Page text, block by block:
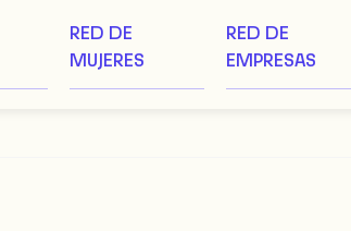
RED DE
MUJERES
RED DE
EMPRESAS